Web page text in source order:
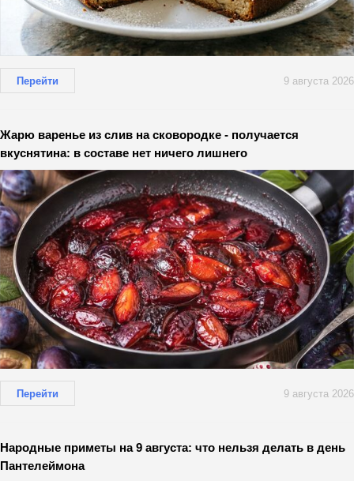
Перейти 9 августа 2026
Жарю варенье из слив на сковородке - получается
вкуснятина: в составе нет ничего лишнего
Перейти 9 августа 2026
Народные приметы на 9 августа: что нельзя делать в день
Пантелеймона